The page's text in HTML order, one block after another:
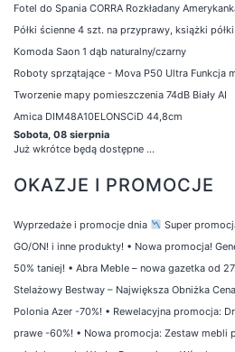
Fotel do Spania CORRA Rozkładany
Półki ścienne 4 szt. na przyprawy, książki
Komoda Saon 1 dąb naturalny/czarny
Roboty sprzątające - Mova P50 Ultra Funkcja
Tworzenie mapy pomieszczenia 74dB Biały AI
Amica DIM48A10ELONSCiD 44,8cm
Sobota, 08 sierpnia
Już wkrótce będą dostępne ...
OKAZJE I PROMOCJE
Wyprzedaże i promocje dnia
Super
GO/ON! i inne produkty! • Nowa promocja!
50% taniej! • Abra Meble – nowa gazetka od
Stelażowy Bestway – Największa Obniżka
Polonia Azer -70%! • Rewelacyjna promocja:
prawe -60%! • Nowa promocja: Zestaw mebli